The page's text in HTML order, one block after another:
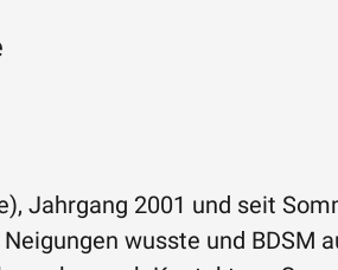
Jahrgang 2001 und seit
wusste und BDSM